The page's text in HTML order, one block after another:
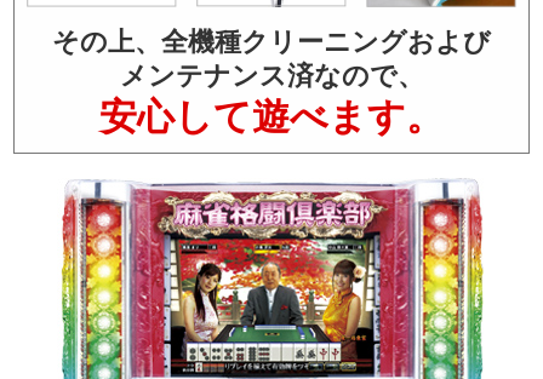
その上、全機種クリーニングおよび
メンテナンス済なので、
安心して遊べます。